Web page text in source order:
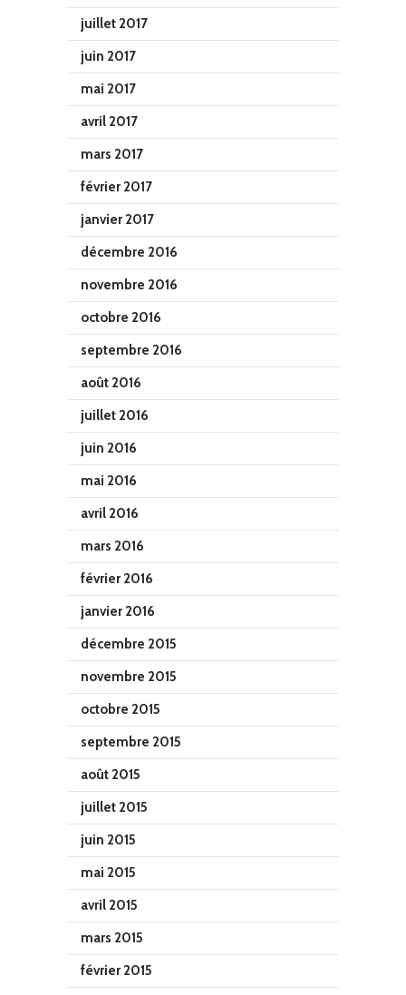
juillet 2017
juin 2017
mai 2017
avril 2017
mars 2017
février 2017
janvier 2017
décembre 2016
novembre 2016
octobre 2016
septembre 2016
août 2016
juillet 2016
juin 2016
mai 2016
avril 2016
mars 2016
février 2016
janvier 2016
décembre 2015
novembre 2015
octobre 2015
septembre 2015
août 2015
juillet 2015
juin 2015
mai 2015
avril 2015
mars 2015
février 2015